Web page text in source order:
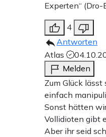
Experten“ (Dro-
4
Antworten
Atlas
Melden
Zum Glück
einfach
Sonst hätten
Vollidioten gibt
Aber ihr seid